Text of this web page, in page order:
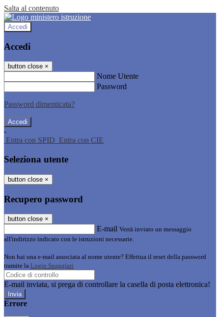
Salta al contenuto
Accedi
Accedi
button close ×
Nome Utente
Password
Password dimenticata?
-
Entra con SPID Entra con CIE
Seleziona utente
button close ×
Recupero password
button close ×
E-mail Verrà inviato un messaggio
all'indirizzo indicato con le istruzioni necessarie.
Non hai una e-mail associata al nome utente? Effettua il reset della password
tramite la Login Spaggiari
E-mail inviata, si prega di controllare la casella di posta elettronica!
Errore